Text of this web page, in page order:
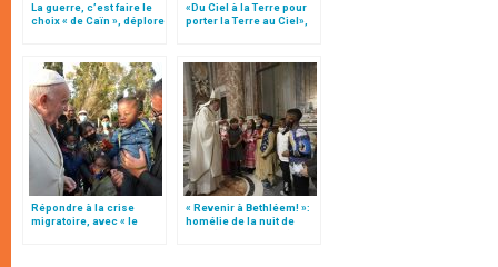
La guerre, c’est faire le
choix « de Caïn », déplore
«Du Ciel à la Terre pour
porter la Terre au Ciel»,
Répondre à la crise
migratoire, avec « le
« Revenir à Bethléem! »:
homélie de la nuit de
Noël (texte complet)